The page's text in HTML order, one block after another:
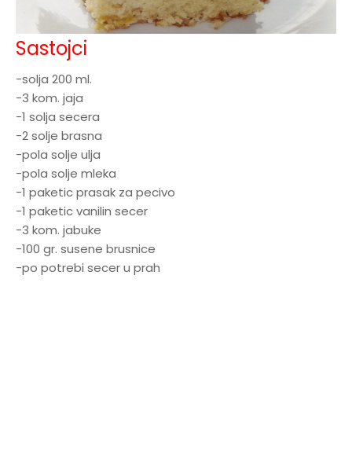
Sastojci
-solja 200 ml.
-3 kom. jaja
-1 solja secera
-2 solje brasna
-pola solje ulja
-pola solje mleka
-1 paketic prasak za pecivo
-1 paketic vanilin secer
-3 kom. jabuke
-100 gr. susene brusnice
-po potrebi secer u prah